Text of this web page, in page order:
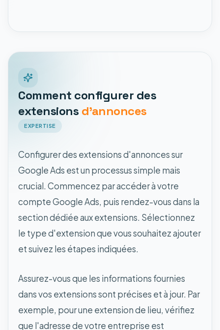
Comment configurer des
extensions d'annonces
EXPERTISE
Configurer des extensions d'annonces sur
Google Ads est un processus simple mais
crucial. Commencez par accéder à votre
compte Google Ads, puis rendez-vous dans la
section dédiée aux extensions. Sélectionnez
le type d'extension que vous souhaitez ajouter
et suivez les étapes indiquées.
Assurez-vous que les informations fournies
dans vos extensions sont précises et à jour. Par
exemple, pour une extension de lieu, vérifiez
que l'adresse de votre entreprise est